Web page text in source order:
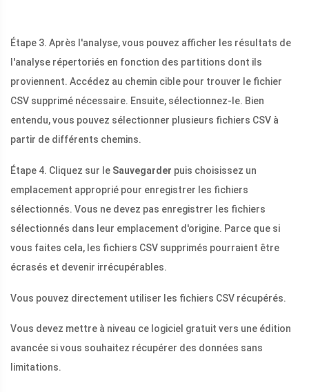
Étape 3. Après l'analyse, vous pouvez afficher les résultats de
l'analyse répertoriés en fonction des partitions dont ils
proviennent. Accédez au chemin cible pour trouver le fichier
CSV supprimé nécessaire. Ensuite, sélectionnez-le. Bien
entendu, vous pouvez sélectionner plusieurs fichiers CSV à
partir de différents chemins.
Étape 4. Cliquez sur le Sauvegarder puis choisissez un
emplacement approprié pour enregistrer les fichiers
sélectionnés. Vous ne devez pas enregistrer les fichiers
sélectionnés dans leur emplacement d'origine. Parce que si
vous faites cela, les fichiers CSV supprimés pourraient être
écrasés et devenir irrécupérables.
Vous pouvez directement utiliser les fichiers CSV récupérés.
Vous devez mettre à niveau ce logiciel gratuit vers une édition
avancée si vous souhaitez récupérer des données sans
limitations.